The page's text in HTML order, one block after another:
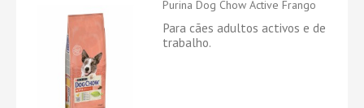
Purina Dog Chow Active Frango
Para cães adultos activos e de
trabalho.